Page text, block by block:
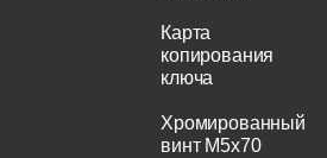
Карта
копирования
ключа
Хромированный
винт М5x70